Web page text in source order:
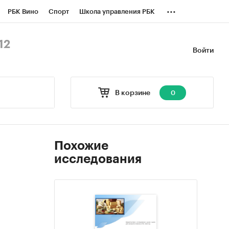
РБК Вино Спорт Школа управления РБК ...
Войти
В корзине 0
Похожие
исследования